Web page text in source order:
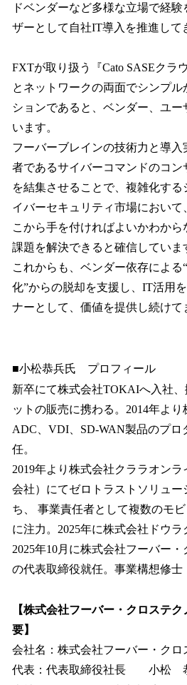
ドベンダーなど多様な立場で経
ザーとして自社IT導入を推進して
FXTが取り扱う『Cato SASEクラ
とネットワークの両面でシンプ
ションであると、ベンダー、ユー
います。
フーバーブレインの技術力と導
者であるサイバーコマンドのコン
を結集させることで、複雑化す
イバーセキュリティ市場におい
こから手を付ければよいかわか
課題を解決できると確信していま
これからも、ベンダー依存による
化”からの脱却を支援し、IT活用
ナーとして、価値を提供し続けて
■小松恭兵氏 プロフィール
新卒にて株式会社TOKAIへ入社
ットの販売に携わる。2014年よ
ADC、VDI、SD-WAN製品のプロ
任。
2019年より株式会社クララオン
会社）にてゼロトラストソリュ
ち、 事業責任者として複数のモ
に注力。2025年に株式会社ドウラ
2025年10月に株式会社フーバー
の代表取締役就任。事業構想修士
【株式会社フーバー・クロステ
要】
会社名：株式会社フーバー・クロ
代表：代表取締役社長 小松